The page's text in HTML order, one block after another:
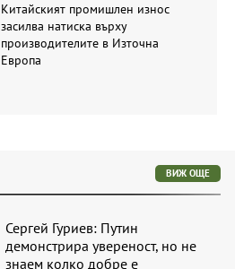
Китайският промишлен износ
засилва натиска върху
производителите в Източна
Европа
ВИЖ ОЩЕ
Сергей Гуриев: Путин
демонстрира увереност, но не
знаем колко добре е